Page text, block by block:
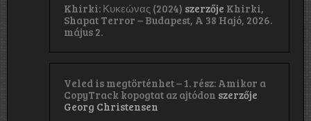
Khirki: Κ​υ​κ​ε​ώ​ν​α​ς (2024) szerzője Khirki,
Shapat Terror – Budapest, A 38 Hajó, 2026.
május 2.
Veled is megtörténhet – 1. rész: Amikor a
CopyTrack kopogtat az ajtódon szerzője
Georg Christensen